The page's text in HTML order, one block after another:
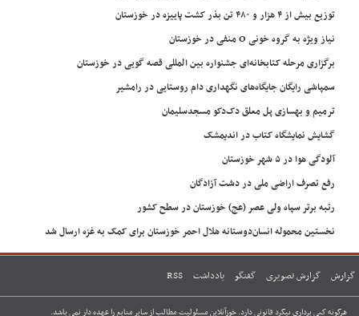
توزیع بیش از ۴ هزار و ۴۸۰ تن بذر کشت پاییزه در خوزستان
نیاز ویژه به گروه خونی O منفی در خوزستان
برگزاری مرحله کتابخانه‌ای جشنواره بین المللی قصه گویی در خوزستان
سمپاشی رایگان جایگاه‌های نگهداری دام روستایی در رامشیر
ترمیم و بهسازی پل معلق دک‌دکو مسجدسلیمان
گشایش نمایشگاه کتاب در اندیمشک
آلودگی هوا در ۵ شهر خوزستان
رفع تصرف اراضی ملی در دشت آزادگان
رتبه برتر سپاه ولی عصر (عج) خوزستان در سطح کشور
نخستین محموله انسان‌دوستانه هلال احمر خوزستان برای کمک به غزه ارسال شد
گزارش گزارش تصویری گفتگو یادداشت RSS
هرگونه کپی برداری پیگرد قانونی دارد. خوزآنلاین مسئولیت مطالب از سایر منابع را عهده دار نمی باشد.